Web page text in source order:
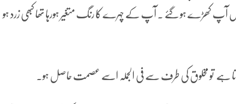
آپ کھڑے ہو گئے ۔ آپ کے چہرے کا رنگ متغیر ہورہا تھا کبھی زرد ہو
ہے تو مخلوق کی طرف سے فی الجملہ اسے عصمت حاصل ہو۔